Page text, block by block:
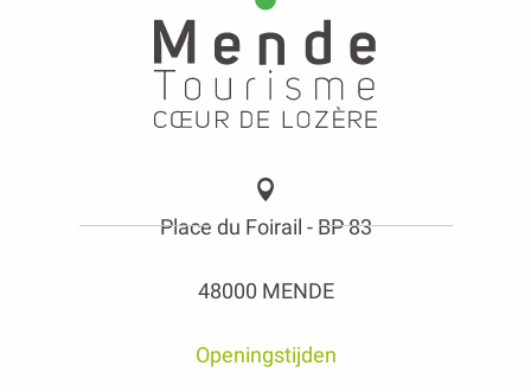
Place du Foirail - BP 83
48000 MENDE
Openingstijden